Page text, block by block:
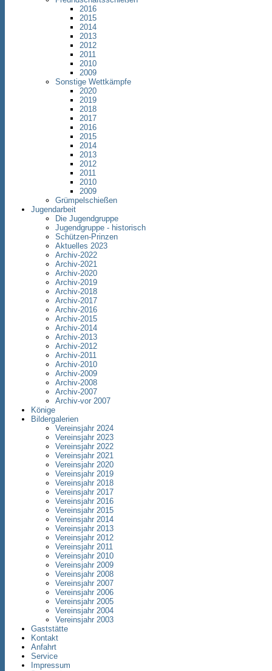
2016
2015
2014
2013
2012
2011
2010
2009
Sonstige Wettkämpfe
2020
2019
2018
2017
2016
2015
2014
2013
2012
2011
2010
2009
Grümpelschießen
Jugendarbeit
Die Jugendgruppe
Jugendgruppe - historisch
Schützen-Prinzen
Aktuelles 2023
Archiv-2022
Archiv-2021
Archiv-2020
Archiv-2019
Archiv-2018
Archiv-2017
Archiv-2016
Archiv-2015
Archiv-2014
Archiv-2013
Archiv-2012
Archiv-2011
Archiv-2010
Archiv-2009
Archiv-2008
Archiv-2007
Archiv-vor 2007
Könige
Bildergalerien
Vereinsjahr 2024
Vereinsjahr 2023
Vereinsjahr 2022
Vereinsjahr 2021
Vereinsjahr 2020
Vereinsjahr 2019
Vereinsjahr 2018
Vereinsjahr 2017
Vereinsjahr 2016
Vereinsjahr 2015
Vereinsjahr 2014
Vereinsjahr 2013
Vereinsjahr 2012
Vereinsjahr 2011
Vereinsjahr 2010
Vereinsjahr 2009
Vereinsjahr 2008
Vereinsjahr 2007
Vereinsjahr 2006
Vereinsjahr 2005
Vereinsjahr 2004
Vereinsjahr 2003
Gaststätte
Kontakt
Anfahrt
Service
Impressum